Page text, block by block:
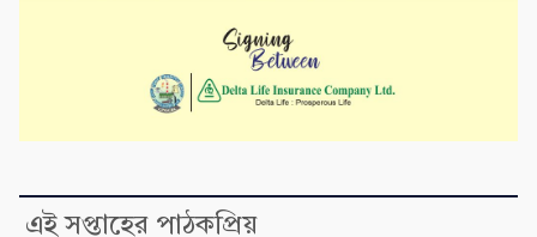
এই সপ্তাহের পাঠকপ্রিয়